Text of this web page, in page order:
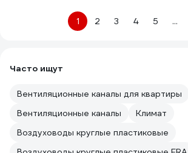
1 2 3 4 5 ...
Часто ищут
Вентиляционные каналы для квартиры
Вентиляционные каналы
Климат
Воздуховоды круглые пластиковые